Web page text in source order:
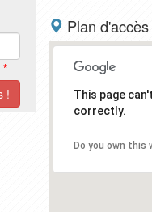
*
Plan d'accès
This page
correctly.
Do you own this